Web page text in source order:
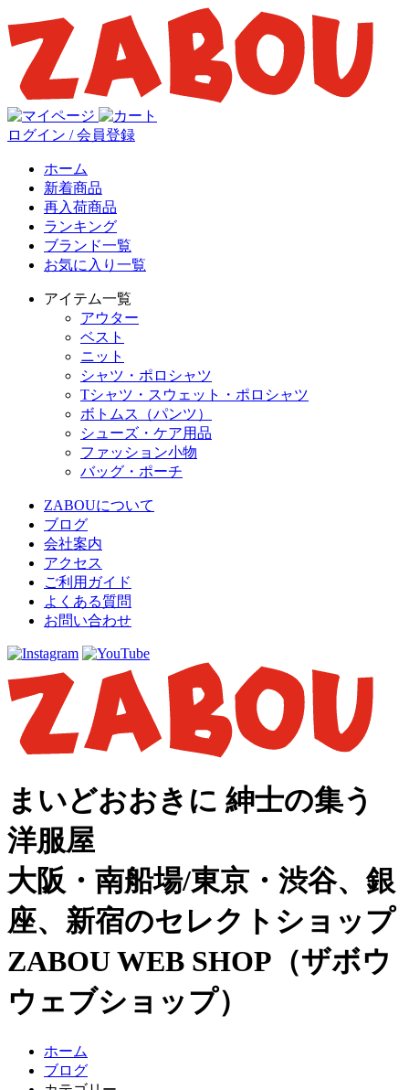
ログイン / 会員登録
ホーム
新着商品
再入荷商品
ランキング
ブランド一覧
お気に入り一覧
アイテム一覧
アウター
ベスト
ニット
シャツ・ポロシャツ
Tシャツ・スウェット・ポロシャツ
ボトムス（パンツ）
シューズ・ケア用品
ファッション小物
バッグ・ポーチ
ZABOUについて
ブログ
会社案内
アクセス
ご利用ガイド
よくある質問
お問い合わせ
まいどおおきに 紳士の集う
洋服屋
大阪・南船場/東京・渋谷、銀
座、新宿のセレクトショップ
ZABOU WEB SHOP（ザボウ
ウェブショップ）
ホーム
ブログ